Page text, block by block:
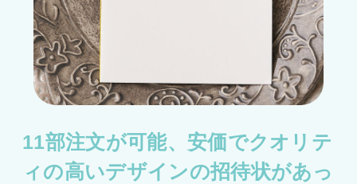
11部注文が可能、安価でクオリテ
ィの高いデザインの招待状があっ